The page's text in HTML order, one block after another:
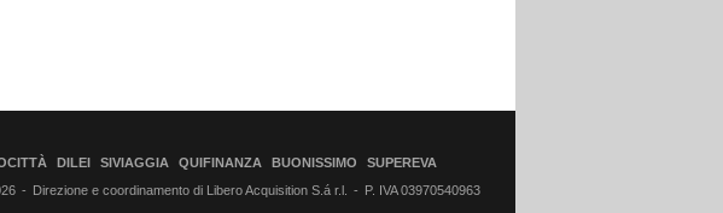
DILEI SIVIAGGIA QUIFINANZA BUONISSIMO
SUPEREVA
Direzione e coordinamento di Libero Acquisition S.á r.l. P. IVA 03970540963